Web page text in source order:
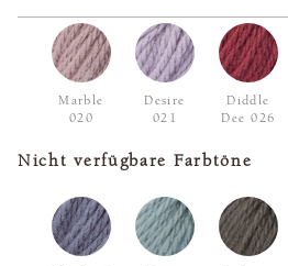
Marble
020
Desire
021
Diddle
Dee 026
Nicht verfügbare Farbtöne